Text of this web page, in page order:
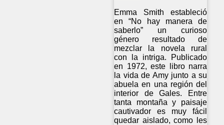
Emma Smith estableció
en “No hay manera de
saberlo” un curioso
género resultado de
mezclar la novela rural
con la intriga. Publicado
en 1972, este libro narra
la vida de Amy junto a su
abuela en una región del
interior de Gales. Entre
tanta montaña y paisaje
cautivador es muy fácil
quedar aislado, como les